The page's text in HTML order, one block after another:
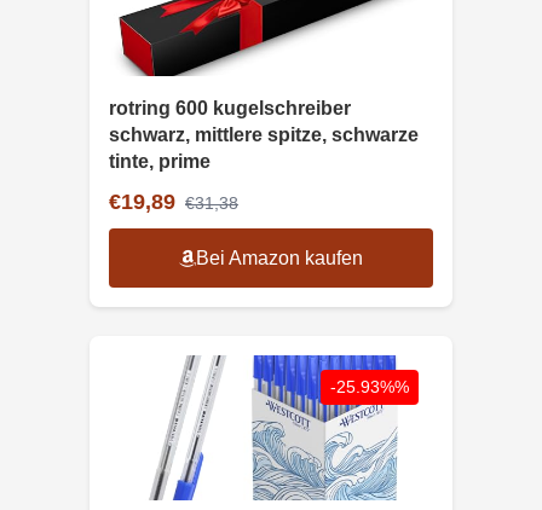
rotring 600 kugelschreiber
schwarz, mittlere spitze, schwarze
tinte, prime
€19,89 €31,38
Bei Amazon kaufen
-25.93%%